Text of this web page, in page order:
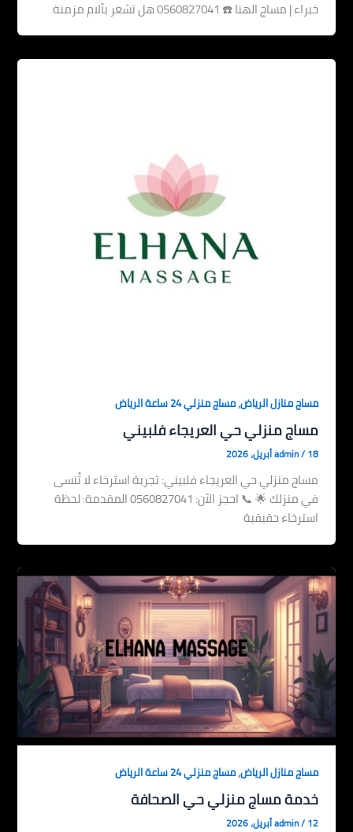
خبراء | مساج الهنا ☎️ 0560827041 هل تشعر بآلام مزمنة
مساج منازل الرياض,مساج منزلي 24 ساعة الرياض
مساج منزلي حي العريجاء فلبيني
admin/18 أبريل، 2026
مساج منزلي حي العريجاء فلبيني: تجربة استرخاء لا تُنسى
في منزلك 🌟 📞 احجز الآن: 0560827041 المقدمة: لحظة
استرخاء حقيقية
مساج منازل الرياض,مساج منزلي 24 ساعة الرياض
خدمة مساج منزلي حي الصحافة
admin/12 أبريل، 2026